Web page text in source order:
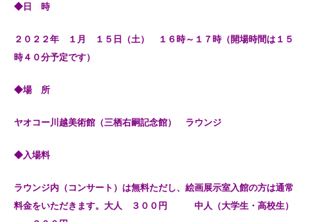
◆日 時
２０２２年 １月 １５日（土） １６時～１７時（開場時間は１５
時４０分予定です）
◆場 所
ヤオコー川越美術館（三栖右嗣記念館） ラウンジ
◆入場料
ラウンジ内（コンサート）は無料ただし、絵画展示室入館の方は通常
料金をいただきます。大人 ３００円 中人（大学生・高校生）